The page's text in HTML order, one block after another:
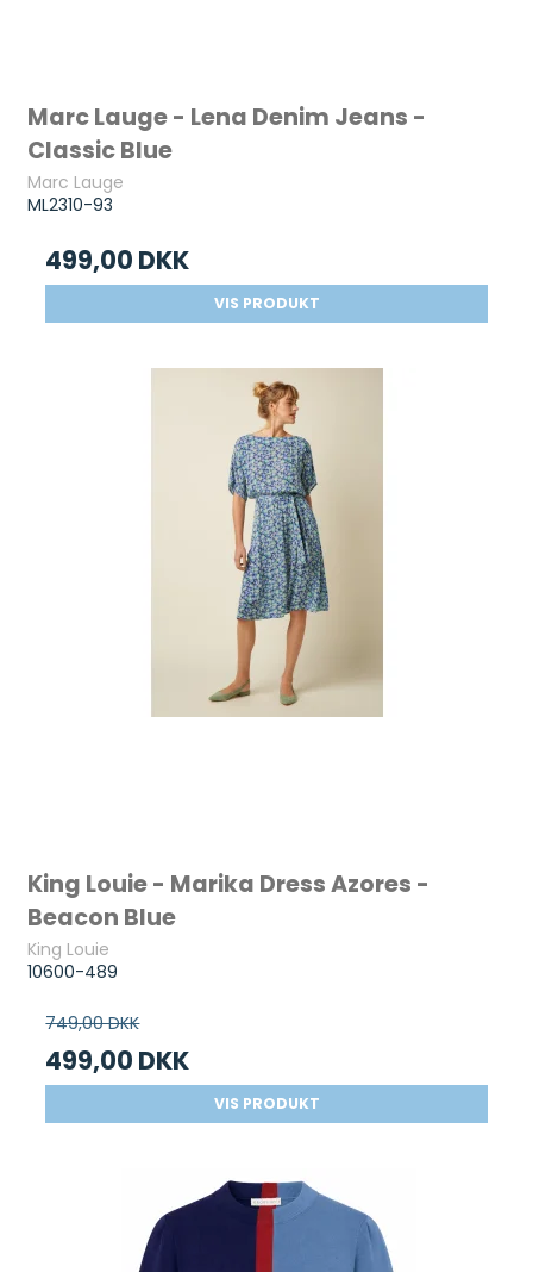
Marc Lauge - Lena Denim Jeans -
Classic Blue
Marc Lauge
ML2310-93
499,00 DKK
VIS PRODUKT
King Louie - Marika Dress Azores -
Beacon Blue
King Louie
10600-489
749,00 DKK
499,00 DKK
VIS PRODUKT